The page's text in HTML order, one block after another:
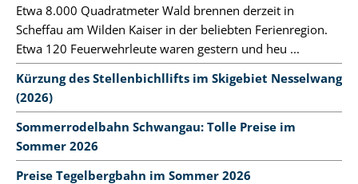
Etwa 8.000 Quadratmeter Wald brennen derzeit in
Scheffau am Wilden Kaiser in der beliebten Ferienregion.
Etwa 120 Feuerwehrleute waren gestern und heu ...
Kürzung des Stellenbichllifts im Skigebiet Nesselwang
(2026)
Sommerrodelbahn Schwangau: Tolle Preise im
Sommer 2026
Preise Tegelbergbahn im Sommer 2026